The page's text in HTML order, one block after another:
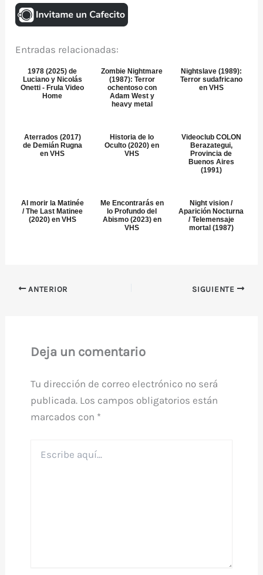
Entradas relacionadas:
1978 (2025) de
Luciano y Nicolás
Onetti - Frula Video
Home
Zombie Nightmare
(1987): Terror
ochentoso con
Adam West y
heavy metal
Nightslave (1989):
Terror sudafricano
en VHS
Aterrados (2017)
de Demián Rugna
en VHS
Historia de lo
Oculto (2020) en
VHS
Videoclub COLON
Berazategui,
Provincia de
Buenos Aires
(1991)
Al morir la Matinée
/ The Last Matinee
(2020) en VHS
Me Encontrarás en
lo Profundo del
Abismo (2023) en
VHS
Night vision /
Aparición Nocturna
/ Telemensaje
mortal (1987)
ANTERIOR SIGUIENTE
Deja un comentario
Tu dirección de correo electrónico no será
publicada. Los campos obligatorios están
marcados con *
aquí...